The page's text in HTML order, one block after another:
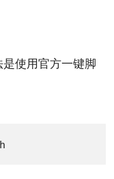
使用官方一键脚